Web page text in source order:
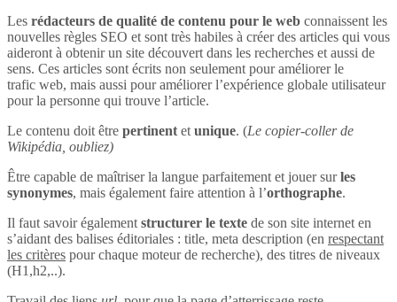
Les rédacteurs de qualité de contenu pour le web connaissent les
nouvelles règles SEO et sont très habiles à créer des articles qui vous
aideront à obtenir un site découvert dans les recherches et aussi de
sens. Ces articles sont écrits non seulement pour améliorer le
trafic web, mais aussi pour améliorer l’expérience globale utilisateur
pour la personne qui trouve l’article.
Le contenu doit être pertinent et unique. (Le copier-coller de
Wikipédia, oubliez)
Être capable de maîtriser la langue parfaitement et jouer surles
synonymes, mais également faire attention à l’orthographe.
Il faut savoir également structurer le texte de son site internet en
s’aidant des balises éditoriales : title, meta description (en respectant
les critères pour chaque moteur de recherche), des titres de niveaux
(H1,h2,..).